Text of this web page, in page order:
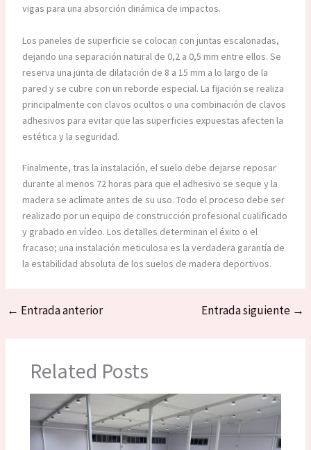
vigas para una absorción dinámica de impactos.
Los paneles de superficie se colocan con juntas escalonadas,
dejando una separación natural de 0,2 a 0,5 mm entre ellos. Se
reserva una junta de dilatación de 8 a 15 mm a lo largo de la
pared y se cubre con un reborde especial. La fijación se realiza
principalmente con clavos ocultos o una combinación de clavos
adhesivos para evitar que las superficies expuestas afecten la
estética y la seguridad.
Finalmente, tras la instalación, el suelo debe dejarse reposar
durante al menos 72 horas para que el adhesivo se seque y la
madera se aclimate antes de su uso. Todo el proceso debe ser
realizado por un equipo de construcción profesional cualificado
y grabado en vídeo. Los detalles determinan el éxito o el
fracaso; una instalación meticulosa es la verdadera garantía de
la estabilidad absoluta de los suelos de madera deportivos.
← Entrada anterior Entrada siguiente →
Related Posts